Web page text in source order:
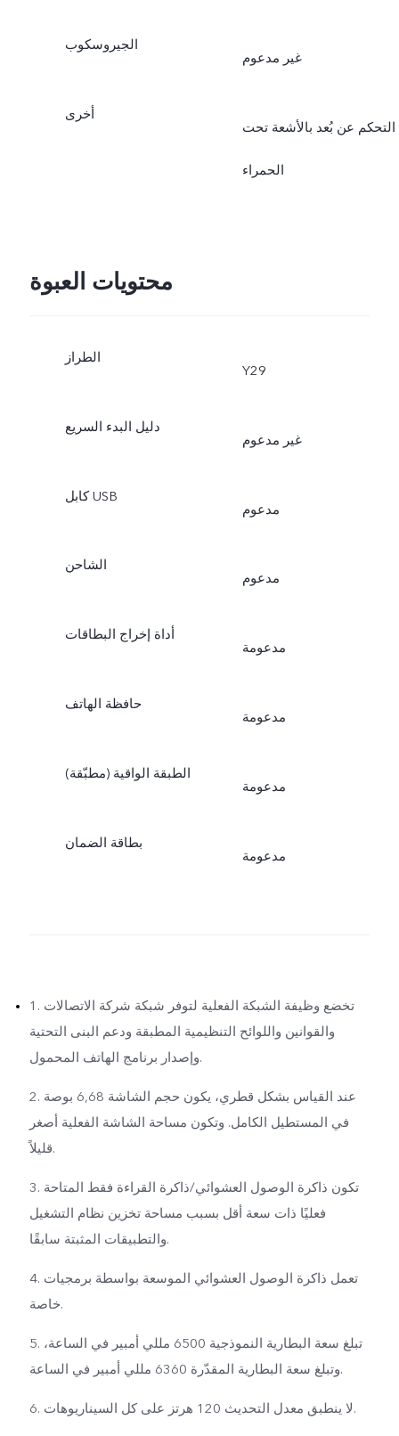
الجيروسكوب
غير مدعوم
أخرى
التحكم عن بُعد بالأشعة تحت
الحمراء
محتويات العبوة
الطراز
Y29
دليل البدء السريع
غير مدعوم
كابل USB
مدعوم
الشاحن
مدعوم
أداة إخراج البطاقات
مدعومة
حافظة الهاتف
مدعومة
الطبقة الواقية (مطبّقة)
مدعومة
بطاقة الضمان
مدعومة
1. تخضع وظيفة الشبكة الفعلية لتوفر شبكة شركة الاتصالات
والقوانين واللوائح التنظيمية المطبقة ودعم البنى التحتية
وإصدار برنامج الهاتف المحمول.
2. عند القياس بشكل قطري، يكون حجم الشاشة 6,68 بوصة
في المستطيل الكامل. وتكون مساحة الشاشة الفعلية أصغر
قليلاً.
3. تكون ذاكرة الوصول العشوائي/ذاكرة القراءة فقط المتاحة
فعليًا ذات سعة أقل بسبب مساحة تخزين نظام التشغيل
والتطبيقات المثبتة سابقًا.
4. تعمل ذاكرة الوصول العشوائي الموسعة بواسطة برمجيات
خاصة.
5. تبلغ سعة البطارية النموذجية 6500 مللي أمبير في الساعة،
وتبلغ سعة البطارية المقدّرة 6360 مللي أمبير في الساعة.
6. لا ينطبق معدل التحديث 120 هرتز على كل السيناريوهات.